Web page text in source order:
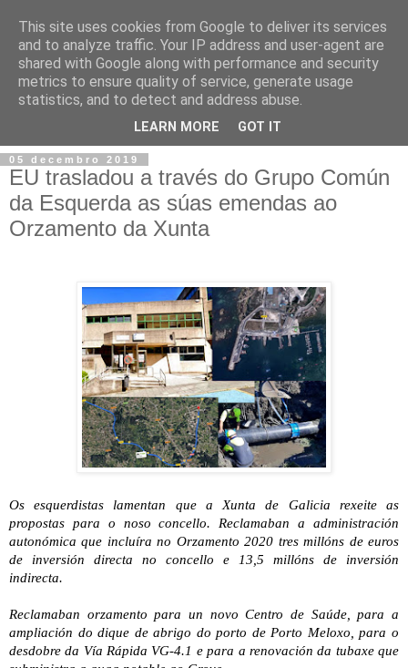
05 decembro 2019
EU trasladou a través do Grupo Común
da Esquerda as súas emendas ao
Orzamento da Xunta
Os esquerdistas lamentan que a Xunta de Galicia rexeite as
propostas para o noso concello. Reclamaban a administración
autonómica que incluíra no Orzamento 2020 tres millóns de euros
de inversión directa no concello e 13,5 millóns de inversión
indirecta.
Reclamaban orzamento para un novo Centro de Saúde, para a
ampliación do dique de abrigo do porto de Porto Meloxo, para o
desdobre da Vía Rápida VG-4.1 e para a renovación da tubaxe que
This site uses cookies from Google to deliver its services
and to analyze traffic. Your IP address and user-agent are
shared with Google along with performance and security
metrics to ensure quality of service, generate usage
statistics, and to detect and address abuse.
LEARN MORE GOT IT